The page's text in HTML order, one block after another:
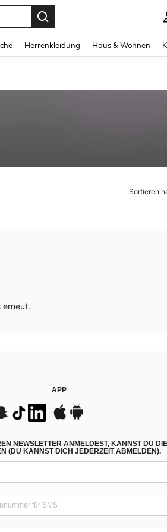
Herrenkleidung Haus & Wohnen
Sortieren
erneut.
APP
NEWSLETTER ANMELDEST, KANNST DU
(DU KANNST DICH JEDERZEIT ABMELDEN).